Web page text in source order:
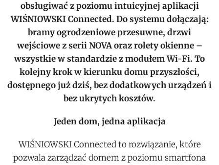
obsługiwać z poziomu intuicyjnej aplikacji
WIŚNIOWSKI Connected. Do systemu dołączają:
bramy ogrodzeniowe przesuwne, drzwi
wejściowe z serii NOVA oraz rolety okienne –
wszystkie w standardzie z modułem Wi-Fi. To
kolejny krok w kierunku domu przyszłości,
dostępnego już dziś, bez dodatkowych urządzeń i
bez ukrytych kosztów.
Jeden dom, jedna aplikacja
WIŚNIOWSKI Connected to rozwiązanie, które
pozwala zarządzać domem z poziomu smartfona